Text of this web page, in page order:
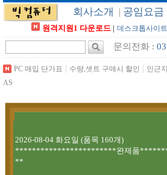
회사소개 | 공임요금
원격지원1 다운로드| 데스크톱사이
문의전화 :
PC 매입 단가표 | 수량,셋트 구매시 할인 | 인근
AS